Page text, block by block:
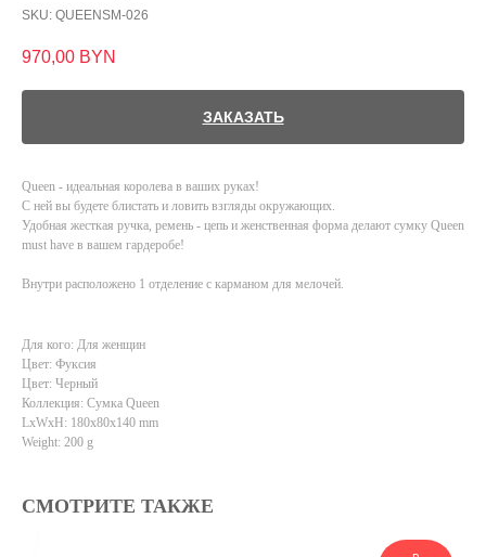
SKU: QUEENSM-026
970,00 BYN
ЗАКАЗАТЬ
Queen - идеальная королева в ваших руках!
С ней вы будете блистать и ловить взгляды окружающих.
Удобная жесткая ручка, ремень - цепь и женственная форма делают сумку Queen
must have в вашем гардеробе!
Внутри расположено 1 отделение с карманом для мелочей.
Для кого: Для женщин
Цвет: Фуксия
Цвет: Черный
Коллекция: Сумка Queen
LxWxH: 180x80x140 mm
Weight: 200 g
СМОТРИТЕ ТАКЖЕ